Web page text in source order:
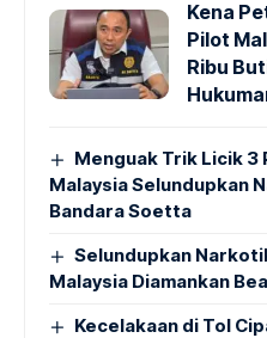
Kena
Pilot
Ribu
Menguak Trik Licik 3
Malaysia Selundupkan
Bandara Soetta
Selundupkan
Malaysia Diamankan
Kecelakaan di Tol